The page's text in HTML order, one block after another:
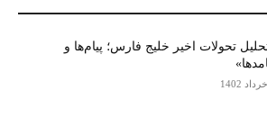
تحولات اخیر خلیج فارس؛ پیام‌ها و